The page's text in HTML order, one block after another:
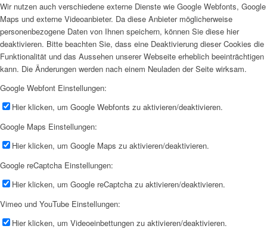
Wir nutzen auch verschiedene externe Dienste wie Google Webfonts, Google
Maps und externe Videoanbieter. Da diese Anbieter möglicherweise
personenbezogene Daten von Ihnen speichern, können Sie diese hier
deaktivieren. Bitte beachten Sie, dass eine Deaktivierung dieser Cookies die
Funktionalität und das Aussehen unserer Webseite erheblich beeinträchtigen
kann. Die Änderungen werden nach einem Neuladen der Seite wirksam.
Google Webfont Einstellungen:
Hier klicken, um Google Webfonts zu aktivieren/deaktivieren.
Google Maps Einstellungen:
Hier klicken, um Google Maps zu aktivieren/deaktivieren.
Google reCaptcha Einstellungen:
Hier klicken, um Google reCaptcha zu aktivieren/deaktivieren.
Vimeo und YouTube Einstellungen:
Hier klicken, um Videoeinbettungen zu aktivieren/deaktivieren.